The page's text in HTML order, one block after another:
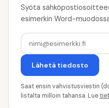
Syötä
esimerkin Word-
Lähetä tiedosto
Saat ensin vahvistusviestin
listalta milloin tahansa. Lue